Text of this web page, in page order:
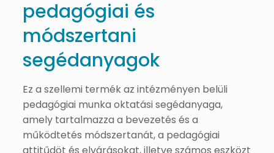
pedagógiai és
módszertani
segédanyagok
Ez a szellemi termék az intézményen belüli
pedagógiai munka oktatási segédanyaga,
amely tartalmazza a bevezetés és a
működtetés módszertanát, a pedagógiai